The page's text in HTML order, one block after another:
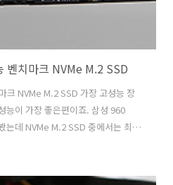
벤치마크 NVMe M.2 SSD
크 NVMe M.2 SSD 가장 고성능 장
능이 가장 좋은편이죠. 삼성 960
는데 NVMe M.2 SSD 중에서는 최고
을 가지고 있는 제품 입니다. 물론